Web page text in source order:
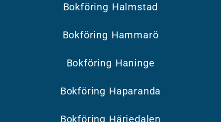
Bokföring Halmstad
Bokföring Hammarö
Bokföring Haninge
Bokföring Haparanda
Bokföring Härjedalen